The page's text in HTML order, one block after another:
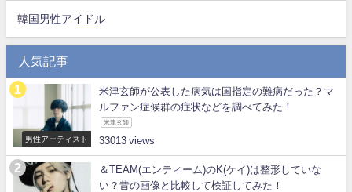
韓国男性アイドル
人気記事
男性アーティスト
米津玄師が公表した病気は国指定の難病だった？マ
ルファン症候群の症状などを調べてみた！
米津玄師
33013
＆TEAM(エンティーム)のK(ケイ)は整形していな
い？昔の画像と比較して検証してみた！